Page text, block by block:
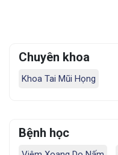
Chuyên khoa
Khoa Tai Mũi Họng
Bệnh học